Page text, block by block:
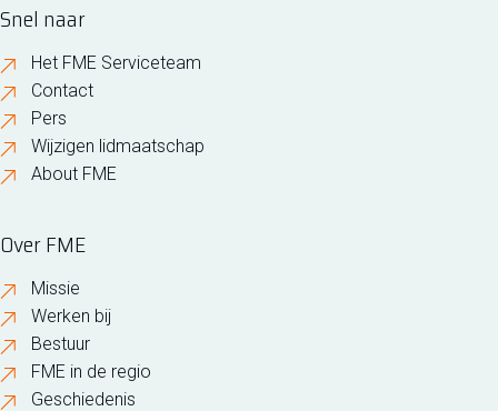
Snel naar
Het FME Serviceteam
Contact
Pers
Wijzigen lidmaatschap
About FME
Over FME
Missie
Werken bij
Bestuur
FME in de regio
Geschiedenis